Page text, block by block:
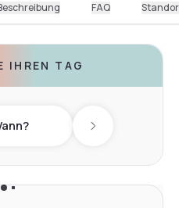
FAQ
IHREN TAG
Next day